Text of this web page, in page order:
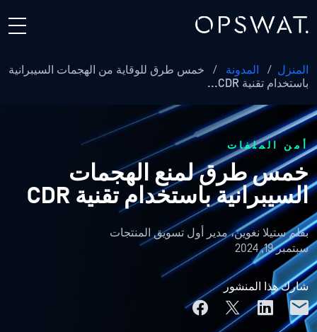
المنزل / المدونة /
خمس طرق للوقاية من الهجمات السيبرانية
باستخدام تقنية CDR...
أمن الملفات
خمس طرق لمنع الهجمات
السيبرانية باستخدام تقنية CDR
بقلمستيلا نغوين، مدير أول تسويق المنتجات
سبتمبر 19, 2024
شارك هذا المنشور